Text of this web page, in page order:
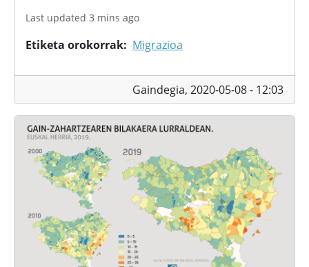
Last updated 3 mins ago
Etiketa orokorrak Migrazioa
Gaindegia, 2020-05-08 - 12:03